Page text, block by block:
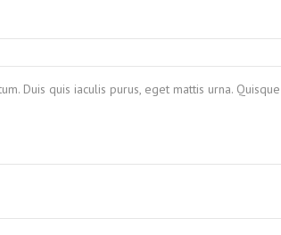
Duis quis iaculis purus, eget mattis urna.